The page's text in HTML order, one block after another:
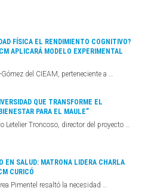
FÍSICA EL RENDIMIENTO COGNITIVO?
APLICARÁ MODELO EXPERIMENTAL
del CIEAM, perteneciente a …
QUE TRANSFORME EL
PARA EL MAULE”
Letelier Troncoso, director del proyecto …
EN SALUD: MATRONA LIDERA CHARLA
CURICÓ
Pimentel resaltó la necesidad …